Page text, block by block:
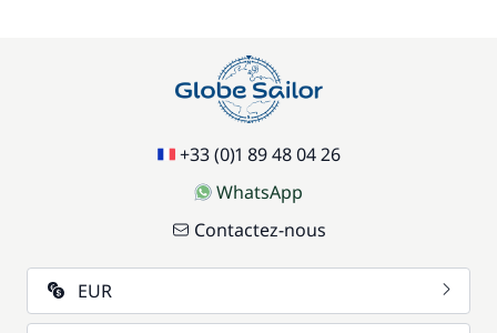
+33 (0)1 89 48 04 26
WhatsApp
Contactez-nous
EUR